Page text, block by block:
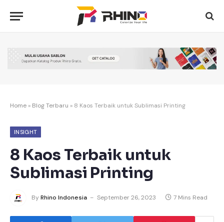
Home » Blog Terbaru » 8 Kaos Terbaik untuk Sublimasi Printing
INSIGHT
8 Kaos Terbaik untuk
Sublimasi Printing
ByRhino Indonesia September 26, 2023 7 Mins Read